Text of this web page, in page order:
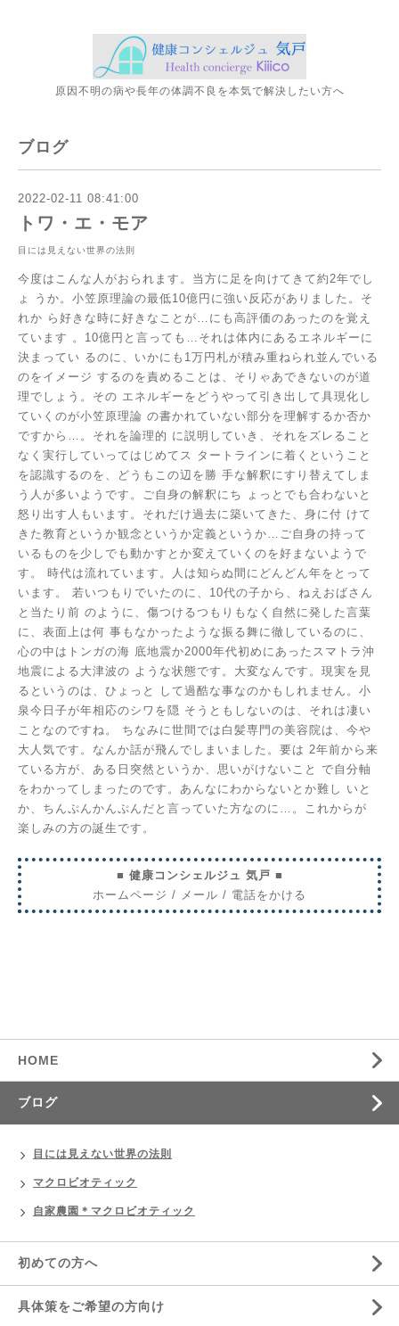
原因不明の病や長年の体調不良を本気で解決したい方へ
ブログ
2022-02-11 08:41:00
トワ・エ・モア
目には見えない世界の法則
今度はこんな人がおられます。当方に足を向けてきて約2年でし
ょ
うか。小笠原理論の最低10億円に強い反応がありました。そ
れか ら好きな時に好きなことが…にも高評価のあったのを覚え
ています 。10億円と言っても…それは体内にあるエネルギーに
決まってい るのに、いかにも1万円札が積み重ねられ並んでいる
のをイメージ するのを責めることは、そりゃあできないのが道
理でしょう。その エネルギーをどうやって引き出して具現化し
ていくのが小笠原理論 の書かれていない部分を理解するか否か
ですから…。それを論理的 に説明していき、それをズレること
なく実行していってはじめてス
タートラインに着くということ
を認識するのを、どうもこの辺を勝 手な解釈にすり替えてしま
う人が多いようです。ご自身の解釈にち
ょっとでも合わないと
怒り出す人もいます。それだけ過去に築いてきた、身に付 けて
きた教育というか観念というか定義というか…ご自身の持って
いるものを少しでも動かすとか変えていくのを好まないようで
す。 時代は流れています。人は知らぬ間にどんどん年をとって
います。 若いつもりでいたのに、10代の子から、ねえおばさん
と当たり前 のように、傷つけるつもりもなく自然に発した言葉
に、表面上は何 事もなかったような振る舞に徹しているのに、
心の中はトンガの海 底地震か2000年代初めにあったスマトラ沖
地震による大津波の ような状態です。大変なんです。現実を見
るというのは、ひょっと
して過酷な事なのかもしれません。小
泉今日子が年相応のシワを隠 そうともしないのは、それは凄い
ことなのですね。 ちなみに世間では白髪専門の美容院は、今や
大人気です。なんか話が飛んでしまいました。要は 2年前から来
ている方が、ある日突然というか、思いがけないこと で自分軸
をわかってしまったのです。あんなにわからないとか難し いと
か、ちんぷんかんぷんだと言っていた方なのに…。これからが
楽しみの方の誕生です。
■ 健康コンシェルジュ 気戸 ■
ホームページ / メール / 電話をかける
HOME
ブログ
目には見えない世界の法則
マクロビオティック
自家農園＊マクロビオティック
初めての方へ
具体策をご希望の方向け